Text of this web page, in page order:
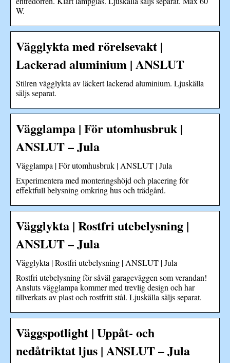
W.
Vägglykta med rörelsevakt |
Lackerad aluminium | ANSLUT
Stilren vägglykta av läckert lackerad aluminium. Ljuskälla
säljs separat.
Vägglampa | För utomhusbruk |
ANSLUT – Jula
Vägglampa | För utomhusbruk | ANSLUT | Jula
Experimentera med monteringshöjd och placering för
effektfull belysning omkring hus och trädgård.
Vägglykta | Rostfri utebelysning |
ANSLUT – Jula
Vägglykta | Rostfri utebelysning | ANSLUT | Jula
Rostfri utebelysning för såväl garageväggen som verandan!
Ansluts vägglampa kommer med trevlig design och har
tillverkats av plast och rostfritt stål. Ljuskälla säljs separat.
Väggspotlight | Uppåt- och
nedåtriktat ljus | ANSLUT – Jula